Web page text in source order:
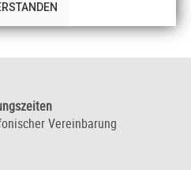
Vereinbarung